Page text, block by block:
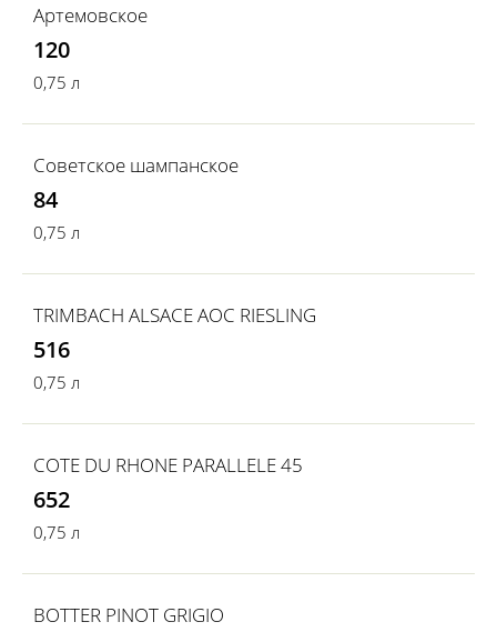
Артемовское
120
0,75 л
Советское шампанское
84
0,75 л
TRIMBACH ALSACE AOC RIESLING
516
0,75 л
COTE DU RHONE PARALLELE 45
652
0,75 л
BOTTER PINOT GRIGIO